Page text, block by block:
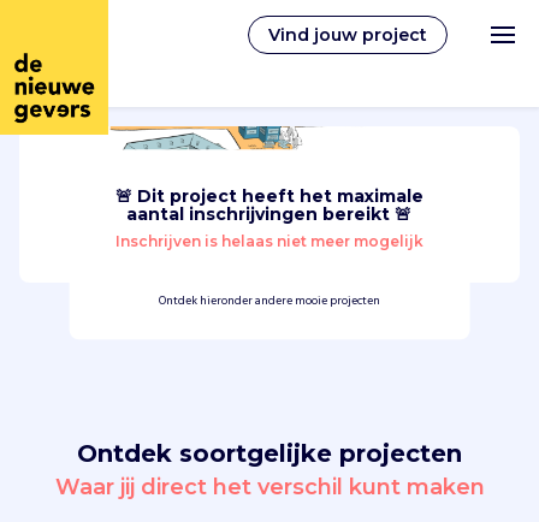
Vind jouw project
Nederlands
Inloggen
🚨 Dit project heeft het maximale
aantal inschrijvingen bereikt 🚨
Inschrijven is helaas niet meer mogelijk
Ontdek hieronder andere mooie projecten
Ontdek soortgelijke projecten
Waar jij direct het verschil kunt maken